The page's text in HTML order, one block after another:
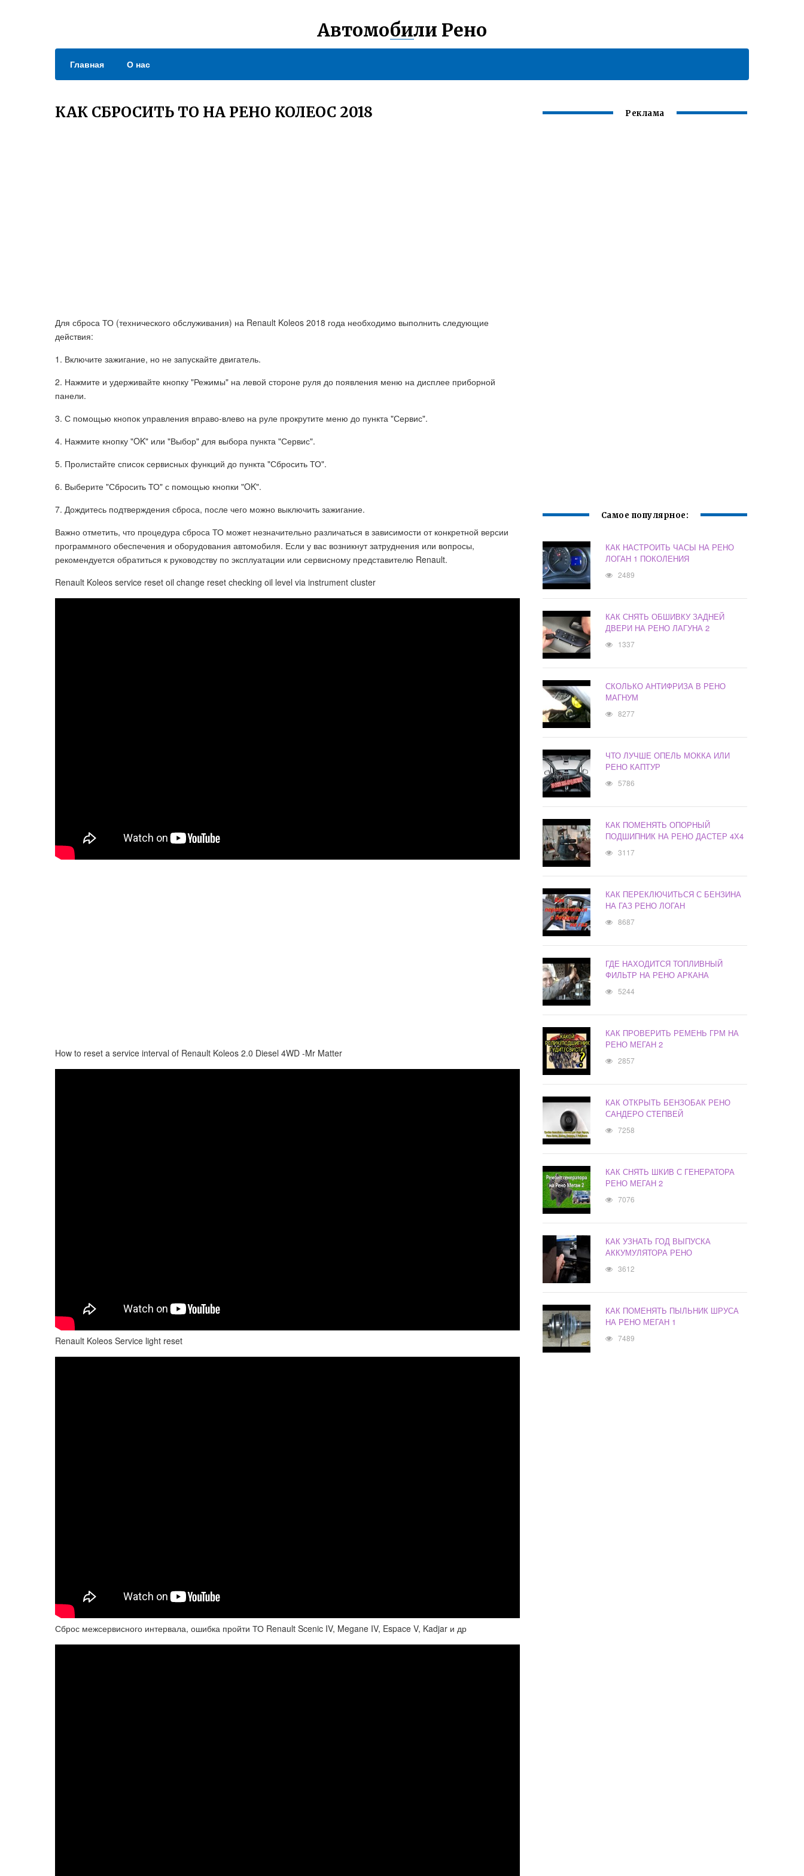
Автомобили Рено
Главная О нас
КАК СБРОСИТЬ ТО НА РЕНО КОЛЕОС 2018
Для сброса ТО (технического обслуживания) на Renault Koleos 2018 года необходимо выполнить следующие
действия:
1. Включите зажигание, но не запускайте двигатель.
2. Нажмите и удерживайте кнопку "Режимы" на левой стороне руля до появления меню на дисплее приборной
панели.
3. С помощью кнопок управления вправо-влево на руле прокрутите меню до пункта "Сервис".
4. Нажмите кнопку "OK" или "Выбор" для выбора пункта "Сервис".
5. Пролистайте список сервисных функций до пункта "Сбросить ТО".
6. Выберите "Сбросить ТО" с помощью кнопки "OK".
7. Дождитесь подтверждения сброса, после чего можно выключить зажигание.
Важно отметить, что процедура сброса ТО может незначительно различаться в зависимости от конкретной версии
программного обеспечения и оборудования автомобиля. Если у вас возникнут затруднения или вопросы,
рекомендуется обратиться к руководству по эксплуатации или сервисному представителю Renault.
Renault Koleos service reset oil change reset checking oil level via instrument cluster
How to reset a service interval of Renault Koleos 2.0 Diesel 4WD -Mr Matter
Renault Koleos Service light reset
Сброс межсервисного интервала, ошибка пройти ТО Renault Scenic IV, Megane IV, Espace V, Kadjar и др
Реклама
Самое популярное:
КАК НАСТРОИТЬ ЧАСЫ НА РЕНО
ЛОГАН 1 ПОКОЛЕНИЯ
2489
КАК СНЯТЬ ОБШИВКУ ЗАДНЕЙ
ДВЕРИ НА РЕНО ЛАГУНА 2
1337
СКОЛЬКО АНТИФРИЗА В РЕНО
МАГНУМ
8277
ЧТО ЛУЧШЕ ОПЕЛЬ МОККА ИЛИ
РЕНО КАПТУР
5786
КАК ПОМЕНЯТЬ ОПОРНЫЙ
ПОДШИПНИК НА РЕНО ДАСТЕР 4Х4
3117
КАК ПЕРЕКЛЮЧИТЬСЯ С БЕНЗИНА
НА ГАЗ РЕНО ЛОГАН
8687
ГДЕ НАХОДИТСЯ ТОПЛИВНЫЙ
ФИЛЬТР НА РЕНО АРКАНА
5244
КАК ПРОВЕРИТЬ РЕМЕНЬ ГРМ НА
РЕНО МЕГАН 2
2857
КАК ОТКРЫТЬ БЕНЗОБАК РЕНО
САНДЕРО СТЕПВЕЙ
7258
КАК СНЯТЬ ШКИВ С ГЕНЕРАТОРА
РЕНО МЕГАН 2
7076
КАК УЗНАТЬ ГОД ВЫПУСКА
АККУМУЛЯТОРА РЕНО
3612
КАК ПОМЕНЯТЬ ПЫЛЬНИК ШРУСА
НА РЕНО МЕГАН 1
7489